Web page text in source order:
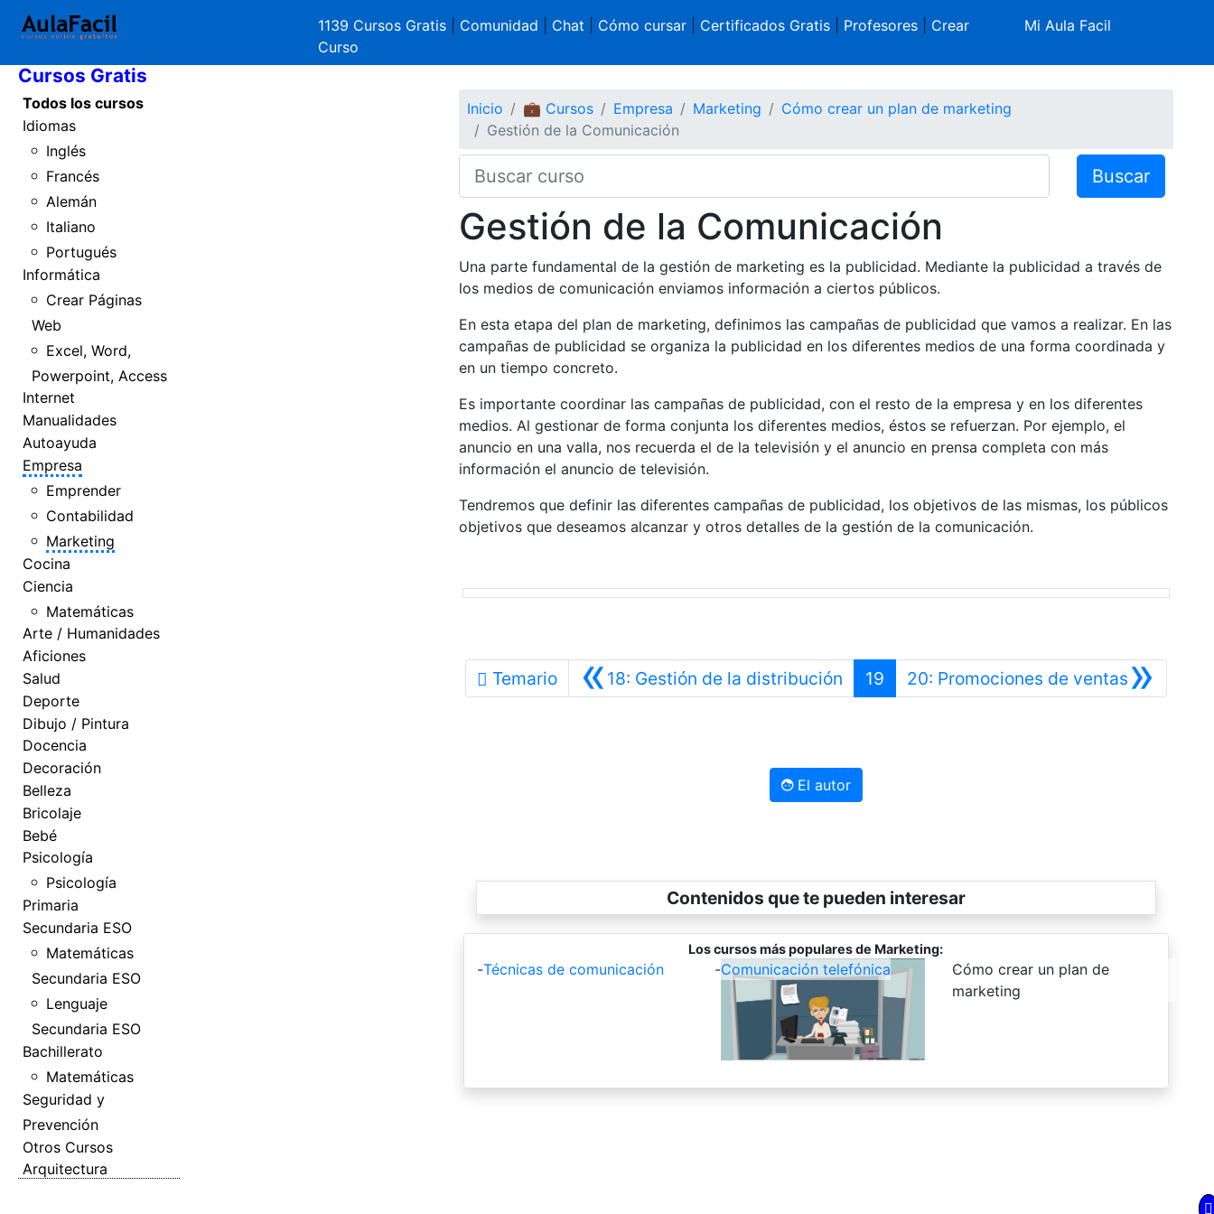
1139 Cursos Gratis Comunidad Chat Cómo cursar| Certificados Gratis| Profesores| Crear
Curso
Mi Aula Facil
Inicio
Cursos Gratis
Todos los cursos
Idiomas
Inglés
Francés
Alemán
Italiano
Portugués
Informática
Crear Páginas
Web
Excel, Word,
Powerpoint, Access
Internet
Manualidades
Autoayuda
Empresa
Emprender
Contabilidad
Marketing
Cocina
Ciencia
Matemáticas
Arte / Humanidades
Aficiones
Salud
Deporte
Dibujo / Pintura
Docencia
Decoración
Belleza
Bricolaje
Bebé
Psicología
Psicología
Primaria
Secundaria ESO
Matemáticas
Secundaria ESO
Lenguaje
Secundaria ESO
Bachillerato
Matemáticas
Seguridad y
Prevención
Otros Cursos
Arquitectura
Inicio 💼 Cursos Empresa Marketing
Cómo crear un plan de marketing
Gestión de la Comunicación
Buscar
Gestión de la Comunicación
Una parte fundamental de la gestión de marketing es la publicidad. Mediante la publicidad a través de
los medios de comunicación enviamos información a ciertos públicos.
En esta etapa del plan de marketing, definimos las campañas de publicidad que vamos a realizar. En las
campañas de publicidad se organiza la publicidad en los diferentes medios de una forma coordinada y
en un tiempo concreto.
Es importante coordinar las campañas de publicidad, con el resto de la empresa y en los diferentes
medios. Al gestionar de forma conjunta los diferentes medios, éstos se refuerzan. Por ejemplo, el
anuncio en una valla, nos recuerda el de la televisión y el anuncio en prensa completa con más
información el anuncio de televisión.
Tendremos que definir las diferentes campañas de publicidad, los objetivos de las mismas, los públicos
objetivos que deseamos alcanzar y otros detalles de la gestión de la comunicación.
Temario «18: Gestión de la distribuciónAnterior
19 »
20: Promociones de ventasSiguiente
El autor
Contenidos que te pueden interesar
Los cursos más populares de Marketing:
-Técnicas de comunicación -Comunicación telefónica -
Cómo crear un plan de
marketing